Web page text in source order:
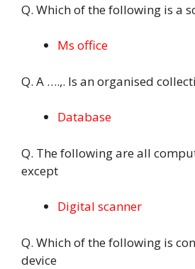
Q. Which of the following is a
Ms office
Q. A ….,. Is an organised
Database
Q. The following are all
except
Digital scanner
Q. Which of the following is
device